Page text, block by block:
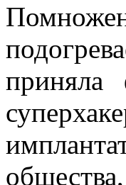
приняла